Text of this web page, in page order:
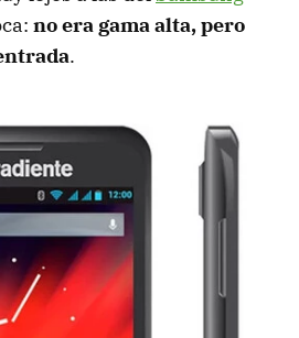
no era gama alta, pero
.